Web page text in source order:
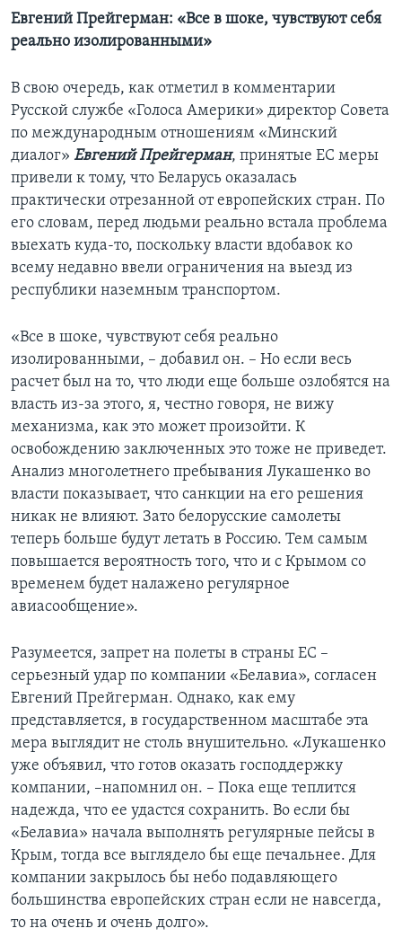
Евгений Прейгерман: «Все в шоке, чувствуют себя
реально изолированными»
В свою очередь, как отметил в комментарии
Русской службе «Голоса Америки» директор Совета
по международным отношениям «Минский
диалог» Евгений Прейгерман, принятые ЕС меры
привели к тому, что Беларусь оказалась
практически отрезанной от европейских стран. По
его словам, перед людьми реально встала проблема
выехать куда-то, поскольку власти вдобавок ко
всему недавно ввели ограничения на выезд из
республики наземным транспортом.
«Все в шоке, чувствуют себя реально
изолированными, – добавил он. – Но если весь
расчет был на то, что люди еще больше озлобятся на
власть из-за этого, я, честно говоря, не вижу
механизма, как это может произойти. К
освобождению заключенных это тоже не приведет.
Анализ многолетнего пребывания Лукашенко во
власти показывает, что санкции на его решения
никак не влияют. Зато белорусские самолеты
теперь больше будут летать в Россию. Тем самым
повышается вероятность того, что и с Крымом со
временем будет налажено регулярное
авиасообщение».
Разумеется, запрет на полеты в страны ЕС –
серьезный удар по компании «Белавиа», согласен
Евгений Прейгерман. Однако, как ему
представляется, в государственном масштабе эта
мера выглядит не столь внушительно. «Лукашенко
уже объявил, что готов оказать господдержку
компании, –напомнил он. – Пока еще теплится
надежда, что ее удастся сохранить. Во если бы
«Белавиа» начала выполнять регулярные пейсы в
Крым, тогда все выглядело бы еще печальнее. Для
компании закрылось бы небо подавляющего
большинства европейских стран если не навсегда,
то на очень и очень долго».